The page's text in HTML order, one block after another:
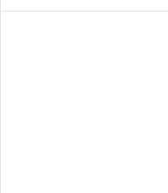
intelligente Raumnutzung in